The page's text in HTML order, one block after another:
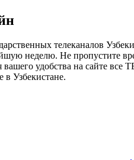
телеканалов
неделю. Не пропустите
удобства на сайте все
Узбекистане.